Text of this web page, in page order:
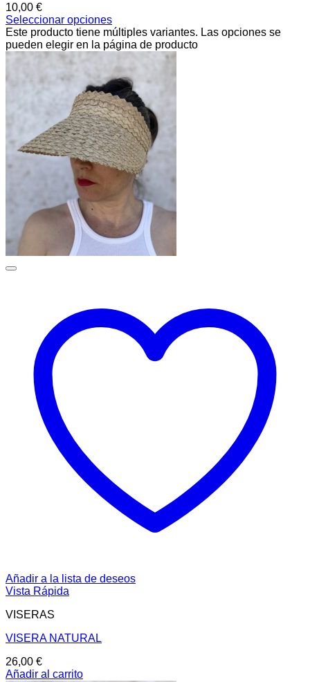
10,00 €
Seleccionar opciones
Este producto tiene múltiples variantes. Las opciones se
pueden elegir en la página de producto
Añadir a la lista de deseos
Vista Rápida
VISERAS
VISERA NATURAL
26,00 €
Añadir al carrito